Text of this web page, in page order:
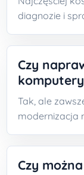
diagnozie i
Czy
Tak, ale
modernizacja
Czy